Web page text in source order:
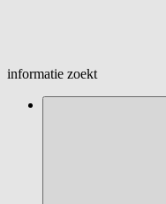
informatie zoekt